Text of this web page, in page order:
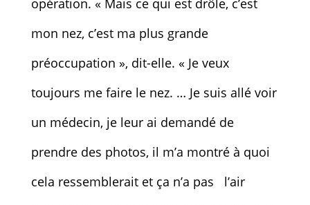
opération. « Mais ce qui est drôle, c’est
mon nez, c’est ma plus grande
préoccupation », dit-elle. « Je veux
toujours me faire le nez. … Je suis allé voir
un médecin, je leur ai demandé de
prendre des photos, il m’a montré à quoi
cela ressemblerait et ça n’a pas l’air